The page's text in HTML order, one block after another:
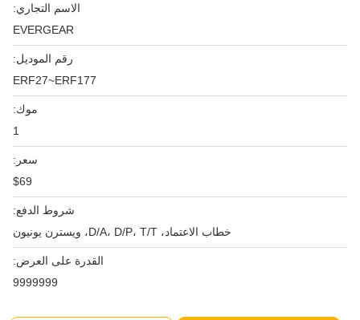
الاسم التجاري:
EVERGEAR
رقم الموديل:
ERF27~ERF177
موك:
1
سعر:
$69
شروط الدفع:
خطاب الاعتماد، D/A، D/P، T/T، ويسترن يونيون
القدرة على العرض:
9999999